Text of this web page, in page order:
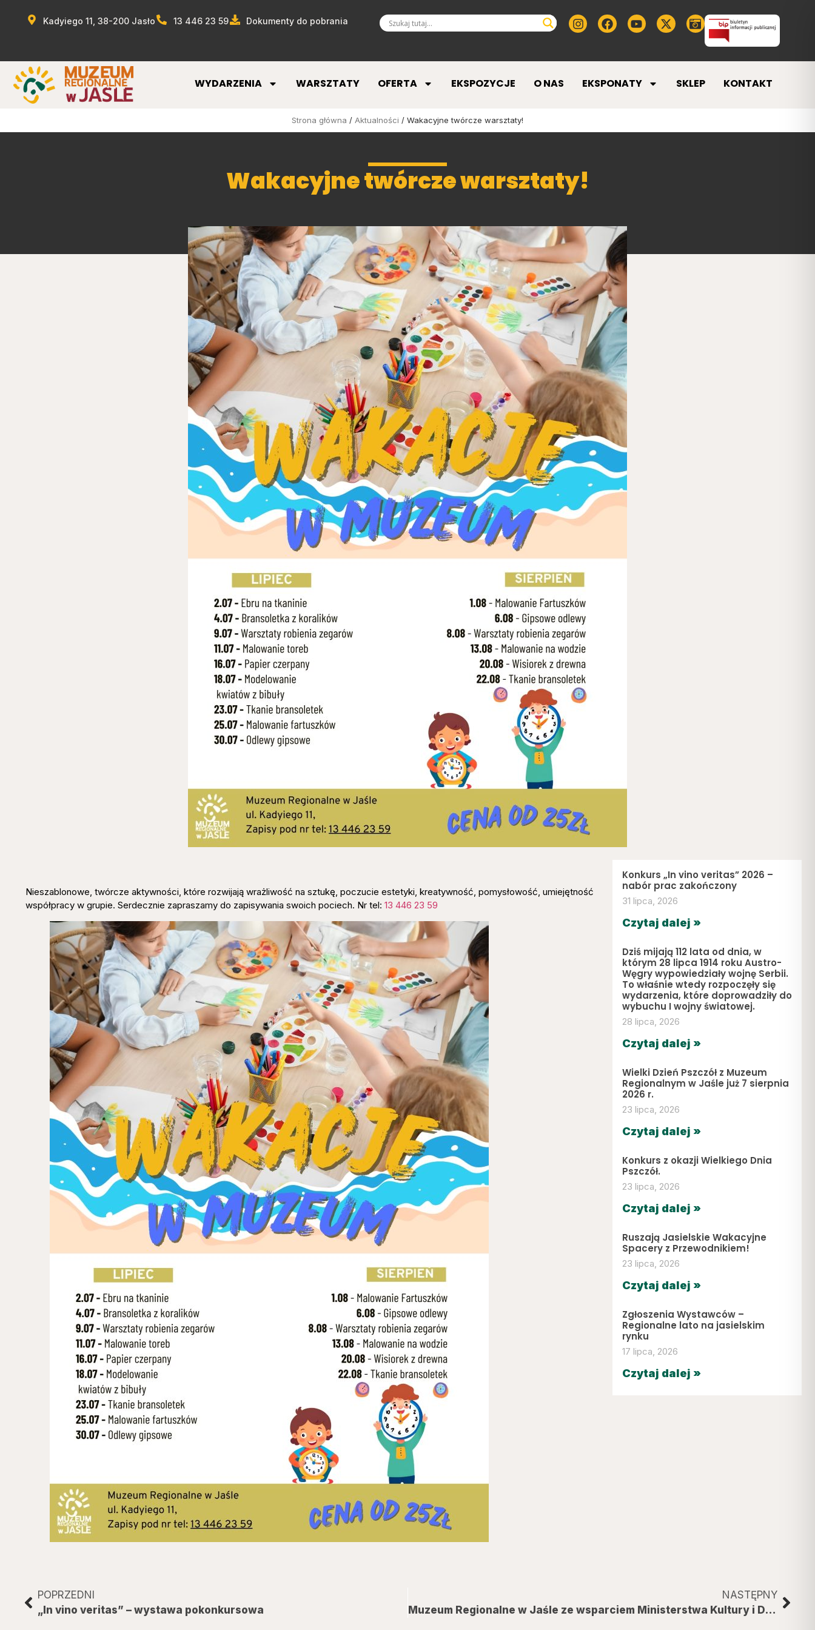
Kadyiego 11, 38-200 Jasło 13 446 23 59 Dokumenty do pobrania
WYDARZENIA WARSZTATY OFERTA EKSPOZYCJE O NAS EKSPONATY SKLEP KONTAKT
Strona główna / Aktualności / Wakacyjne twórcze warsztaty!
Wakacyjne twórcze warsztaty!
Nieszablonowe, twórcze aktywności, które rozwijają wrażliwość na sztukę, poczucie estetyki, kreatywność, pomysłowość, umiejętność
współpracy w grupie. Serdecznie zapraszamy do zapisywania swoich pociech. Nr tel: 13 446 23 59
Konkurs „In vino veritas” 2026 –
nabór prac zakończony
31 lipca, 2026
Czytaj dalej »
Dziś mijają 112 lata od dnia, w
którym 28 lipca 1914 roku Austro-
Węgry wypowiedziały wojnę Serbii.
To właśnie wtedy rozpoczęły się
wydarzenia, które doprowadziły do
wybuchu I wojny światowej.
28 lipca, 2026
Czytaj dalej »
Wielki Dzień Pszczół z Muzeum
Regionalnym w Jaśle już 7 sierpnia
2026 r.
23 lipca, 2026
Czytaj dalej »
Konkurs z okazji Wielkiego Dnia
Pszczół.
23 lipca, 2026
Czytaj dalej »
Ruszają Jasielskie Wakacyjne
Spacery z Przewodnikiem!
23 lipca, 2026
Czytaj dalej »
Zgłoszenia Wystawców –
Regionalne lato na jasielskim
rynku
17 lipca, 2026
Czytaj dalej »
POPRZEDNI
„In vino veritas” – wystawa pokonkursowa
NASTĘPNY
Muzeum Regionalne w Jaśle ze wsparciem Ministerstwa Kultury i Dziedzictwa Narodowego.